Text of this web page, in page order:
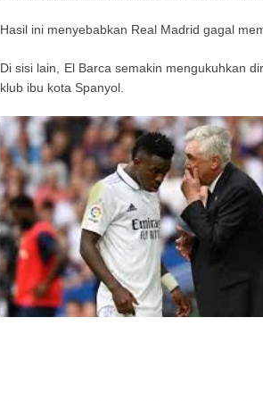
Hasil ini menyebabkan Real Madrid gagal
Di sisi lain, El Barca semakin mengukuhkan
klub ibu kota Spanyol.